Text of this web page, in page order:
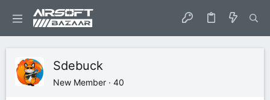
Sdebuck
New Member · 40